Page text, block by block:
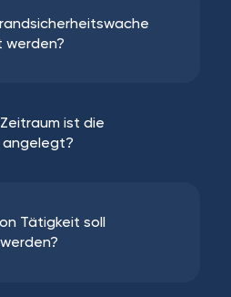
werden?
ist die
angelegt?
Tätigkeit soll